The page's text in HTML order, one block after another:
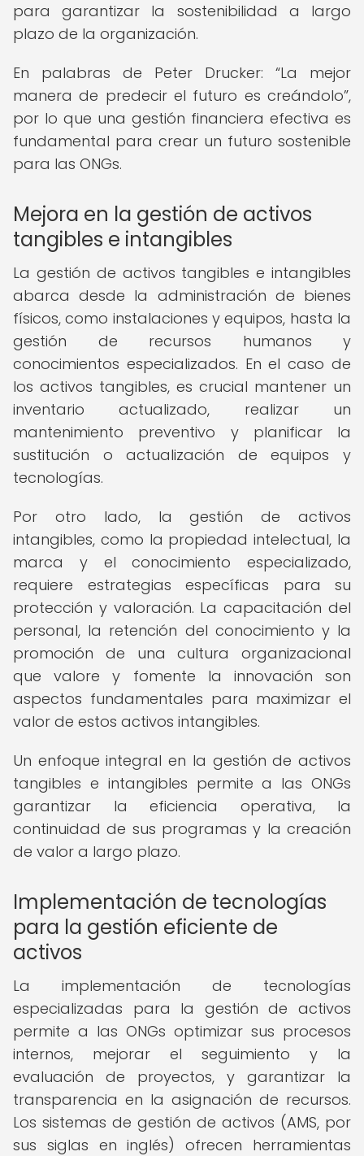
para garantizar la sostenibilidad a largo
plazo de la organización.
En palabras de Peter Drucker:
La mejor
manera de predecir el futuro es creándolo ,
por lo que una gestión financiera efectiva es
fundamental para crear un futuro sostenible
para las ONGs.
Mejora en la gestión de activos
tangibles e intangibles
La gestión de activos tangibles e intangibles
abarca desde la administración de bienes
físicos, como instalaciones y equipos, hasta la
gestión de recursos humanos y
conocimientos especializados. En el caso de
los activos tangibles, es crucial mantener un
inventario actualizado, realizar un
mantenimiento preventivo y planificar la
sustitución o actualización de equipos y
tecnologías.
Por otro lado, la gestión de activos
intangibles, como la propiedad intelectual, la
marca y el conocimiento especializado,
requiere estrategias específicas para su
protección y valoración. La capacitación del
personal, la retención del conocimiento y la
promoción de una cultura organizacional
que valore y fomente la innovación son
aspectos fundamentales para maximizar el
valor de estos activos intangibles.
Un enfoque integral en la gestión de activos
tangibles e intangibles permite a las ONGs
garantizar la eficiencia operativa, la
continuidad de sus programas y la creación
de valor a largo plazo.
Implementación de tecnologías
para la gestión eficiente de
activos
La implementación de tecnologías
especializadas para la gestión de activos
permite a las ONGs optimizar sus procesos
internos, mejorar el seguimiento y la
evaluación de proyectos, y garantizar la
transparencia en la asignación de recursos.
Los sistemas de gestión de activos (AMS, por
sus siglas en inglés) ofrecen herramientas